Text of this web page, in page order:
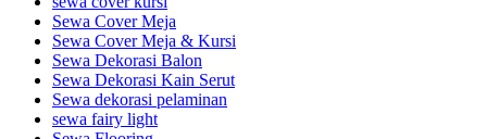
Sewa Cover Meja
Sewa Cover Meja & Kursi
Sewa Dekorasi Balon
Sewa Dekorasi Kain Serut
Sewa dekorasi pelaminan
sewa fairy light